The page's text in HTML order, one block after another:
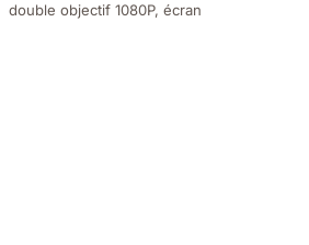
double objectif 1080P, écran